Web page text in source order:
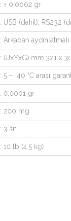
: ± 0.0002 gr
: USB (dahil); RS232
: Arkadan
: (UxYxG) mm 321 x
: 5 – 40 °C arası
: 0,0001 gr
: 200 mg
: 3 sn
: 10 lb (4,5 kg)